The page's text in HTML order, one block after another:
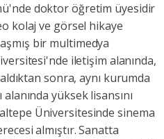
doktor öğretim üyesidir
kolaj ve görsel hikaye
bir multimedya
iletişim alanında,
sonra, aynı kurumda
yüksek lisansını
Üniversitesinde sinema
almıştır. Sanatta